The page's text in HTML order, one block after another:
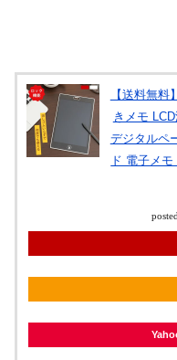
【送料無
きメモ
デジタルペ
ド 電子メ